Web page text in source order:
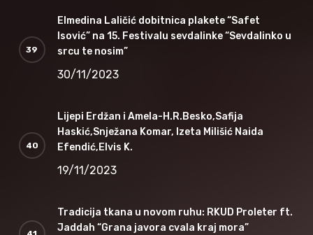
Elmedina Laličić dobitnica plakete “Safet
Isović” na 15. Festivalu sevdalinke “Sevdalinko u
srcu te nosim”
30/11/2023
Lijepi Erdžan i Amela-H.R.Besko,Safija
Haskić,Snježana Komar, Izeta Milišić Naida
Efendić,Elvis K.
19/11/2023
Tradicija tkana u novom ruhu: RKUD Proleter ft.
Jaddah “Grana javora cvala kraj mora”